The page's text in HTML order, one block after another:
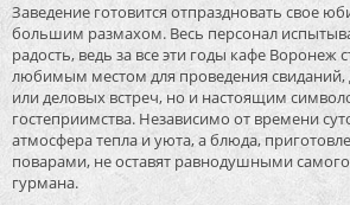
Заведение готовится отпраздновать свое
большим размахом. Весь персонал
радость, ведь за все эти годы кафе Воронеж
любимым местом для проведения свиданий,
или деловых встреч, но и настоящим
гостеприимства. Независимо от времени
атмосфера тепла и уюта, а блюда,
поварами, не оставят равнодушными
гурмана.